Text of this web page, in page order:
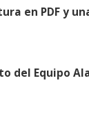
en PDF y
del Equipo